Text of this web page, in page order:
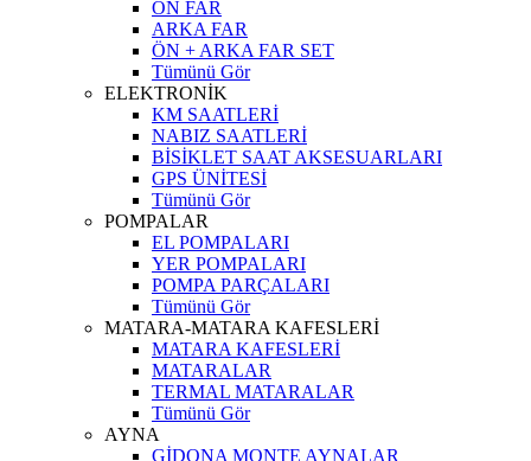
ÖN FAR
ARKA FAR
ÖN + ARKA FAR SET
Tümünü Gör
ELEKTRONİK
KM SAATLERİ
NABIZ SAATLERİ
BİSİKLET SAAT AKSESUARLARI
GPS ÜNİTESİ
Tümünü Gör
POMPALAR
EL POMPALARI
YER POMPALARI
POMPA PARÇALARI
Tümünü Gör
MATARA-MATARA KAFESLERİ
MATARA KAFESLERİ
MATARALAR
TERMAL MATARALAR
Tümünü Gör
AYNA
GİDONA MONTE AYNALAR